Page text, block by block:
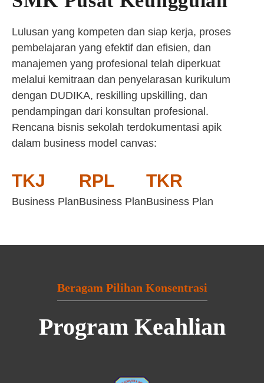
Lulusan yang kompeten dan siap kerja, proses
pembelajaran yang efektif dan efisien, dan
manajemen yang profesional telah diperkuat
melalui kemitraan dan penyelarasan kurikulum
dengan DUDIKA, reskilling upskilling, dan
pendampingan dari konsultan profesional.
Rencana bisnis sekolah terdokumentasi apik
dalam business model canvas:
TKJ
Business Plan
RPL
Business Plan
TKR
Business Plan
Beragam Pilihan Konsentrasi
Program Keahlian